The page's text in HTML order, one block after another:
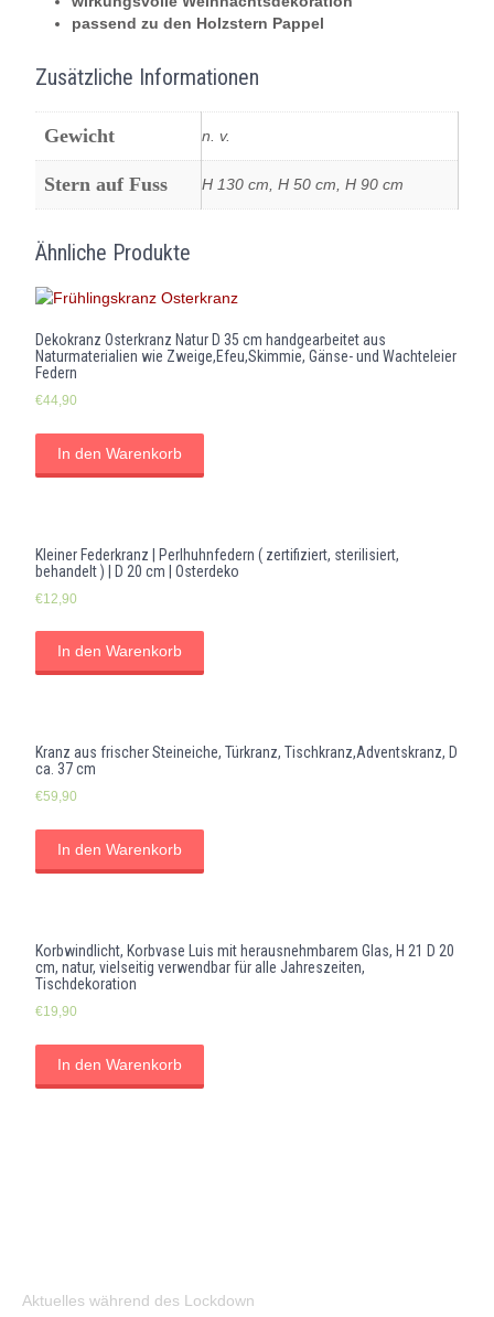
passend zu den Holzstern Pappel
Zusätzliche Informationen
Gewicht n. v.
Stern auf Fuss H 130 cm, H 50 cm, H 90 cm
Ähnliche Produkte
Dekokranz Osterkranz Natur D 35 cm handgearbeitet aus
Naturmaterialien wie Zweige,Efeu,Skimmie, Gänse- und Wachteleier
Federn
€44,90
In den Warenkorb
Kleiner Federkranz | Perlhuhnfedern ( zertifiziert, sterilisiert,
behandelt ) | D 20 cm | Osterdeko
€12,90
In den Warenkorb
Kranz aus frischer Steineiche, Türkranz, Tischkranz,Adventskranz, D
ca. 37 cm
€59,90
In den Warenkorb
Korbwindlicht, Korbvase Luis mit herausnehmbarem Glas, H 21 D 20
cm, natur, vielseitig verwendbar für alle Jahreszeiten,
Tischdekoration
€19,90
In den Warenkorb
Aktuelles während des Lockdown